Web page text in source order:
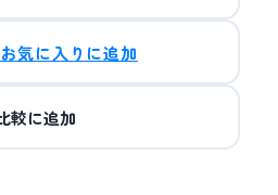
気に入りに追加
較に追加